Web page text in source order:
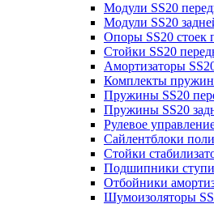
Модули SS20
Модули SS20
Опоры SS20 стоек
Стойки SS20
Амортизаторы
Комплекты пружин
Пружины SS20
Пружины SS20
Рулевое
Сайлентблоки
Стойки
Подшипники
Отбойники
Шумоизоляторы